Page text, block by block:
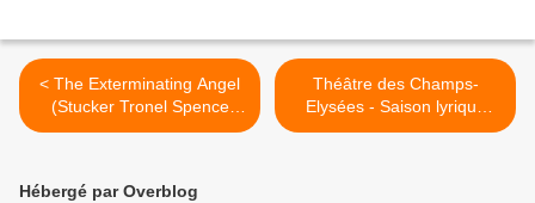
< The Exterminating Angel
(Stucker Tronel Spence
Adès Bieito) Opéra de Paris
Théâtre des Champs-
Elysées - Saison lyrique
2024 / 2025 >
Hébergé par Overblog